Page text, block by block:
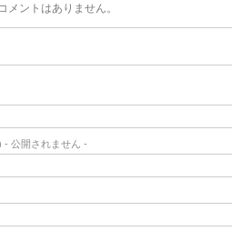
メントはありません。
- 公開されません -